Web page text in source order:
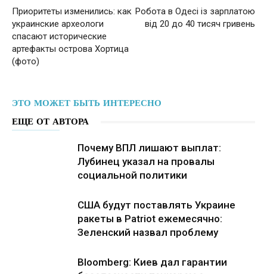
Приоритеты изменились: как
украинские археологи
спасают исторические
артефакты острова Хортица
(фото)
Робота в Одесі із зарплатою
від 20 до 40 тисяч гривень
ЭТО МОЖЕТ БЫТЬ ИНТЕРЕСНО
ЕЩЕ ОТ АВТОРА
Почему ВПЛ лишают выплат:
Лубинец указал на провалы
социальной политики
США будут поставлять Украине
ракеты в Patriot ежемесячно:
Зеленский назвал проблему
Bloomberg: Киев дал гарантии